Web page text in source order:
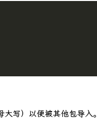
大写）以便被其他包导入